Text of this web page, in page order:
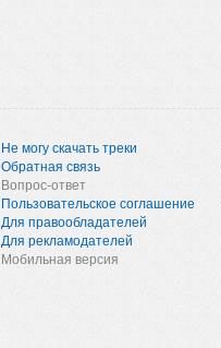
Не могу скачать треки
Обратная связь
Вопрос-ответ
Пользовательское соглашение
Для правообладателей
Для рекламодателей
Мобильная версия